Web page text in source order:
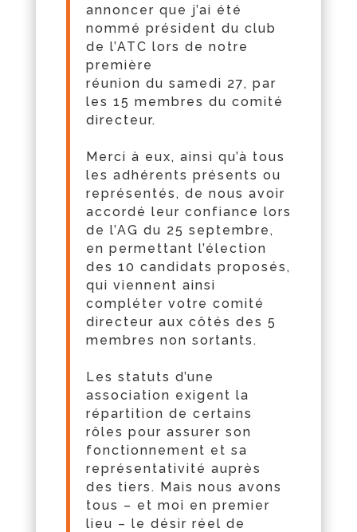
annoncer que j’ai é té
nommé président du club
de l’ATC lors de notre
première
réunion du samedi 27, par
les 15 membres du comité
directeur.
Merci à eux, ainsi qu’à tous
les adhérents présents ou
représentés, de nous avoir
accordé leur confiance lors
de l’AG du 25 septembre,
en permettant l’élection
des 10 candidats proposés,
qui viennent ainsi
compléter votre comité
directeur aux cô tés des 5
membres non sortants.
Les statuts d’une
association exigent la
répartition de certains
rôles pour assurer son
fonctionnement et sa
représentativité auprès
des tiers. Mais nous avons
tous – et moi en premier
lieu – le désir réel de